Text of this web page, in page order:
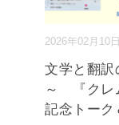
2026年02月10日
文学と翻訳
～ 『クレ
記念トーク